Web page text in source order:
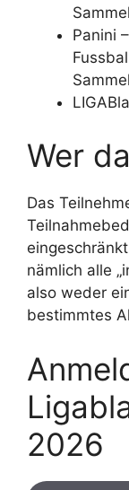
Panini
Wer
Das
nämlich alle
also weder
bestimmtes
2026